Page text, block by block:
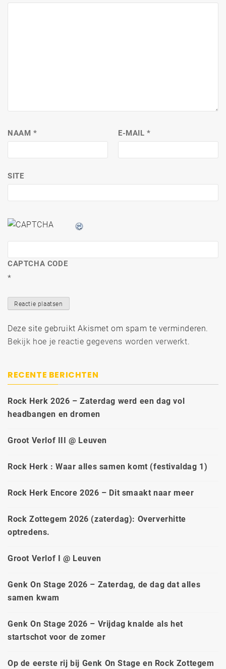
NAAM * E-MAIL*
SITE
CAPTCHA CODE
*
Deze site gebruikt Akismet om spam te verminderen.
Bekijk hoe je reactie gegevens worden verwerkt.
RECENTE BERICHTEN
Rock Herk 2026 – Zaterdag werd een dag vol
headbangen en dromen
Groot Verlof III @ Leuven
Rock Herk : Waar alles samen komt (festivaldag 1)
Rock Herk Encore 2026 – Dit smaakt naar meer
Rock Zottegem 2026 (zaterdag): Oververhitte
optredens.
Groot Verlof I @ Leuven
Genk On Stage 2026 – Zaterdag, de dag dat alles
samen kwam
Genk On Stage 2026 – Vrijdag knalde als het
startschot voor de zomer
Op de eerste rij bij Genk On Stage en Rock Zottegem